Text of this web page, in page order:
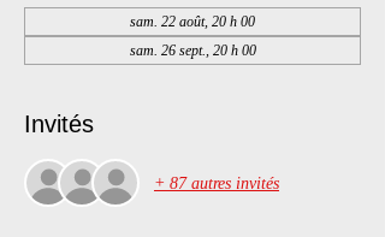
sam. 22 août, 20 h 00
sam. 26 sept., 20 h 00
Invités
+ 87 autres invités